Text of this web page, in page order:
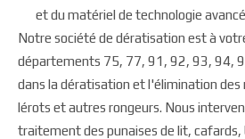
et du matériel de technologie
Notre société de dératisation est à
départements 75, 77, 91, 92, 93, 94,
dans la dératisation et l'élimination des
lérots et autres rongeurs. Nous
traitement des punaises de lit,